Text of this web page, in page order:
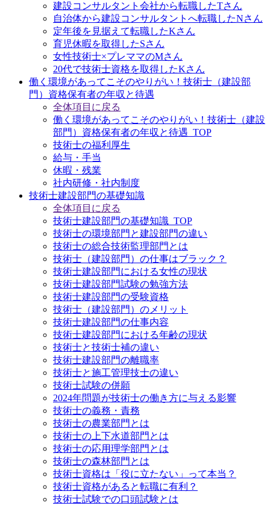
建設コンサルタント会社から転職したTさん
自治体から建設コンサルタントへ転職したNさん
定年後を見据えて転職したKさん
育児休暇を取得したSさん
女性技術士×プレママのMさん
20代で技術士資格を取得したKさん
働く環境があってこそのやりがい！技術士（建設部
門）資格保有者の年収と待遇
全体項目に戻る
働く環境があってこそのやりがい！技術士（建設
部門）資格保有者の年収と待遇_TOP
技術士の福利厚生
給与・手当
休暇・残業
社内研修・社内制度
技術士建設部門の基礎知識
全体項目に戻る
技術士建設部門の基礎知識_TOP
技術士の環境部門と建設部門の違い
技術士の総合技術監理部門とは
技術士（建設部門）の仕事はブラック？
技術士建設部門における女性の現状
技術士建設部門試験の勉強方法
技術士建設部門の受験資格
技術士（建設部門）のメリット
技術士建設部門の仕事内容
技術士建設部門における年齢の現状
技術士と技術士補の違い
技術士建設部門の離職率
技術士と施工管理技士の違い
技術士試験の併願
2024年問題が技術士の働き方に与える影響
技術士の義務・責務
技術士の農業部門とは
技術士の上下水道部門とは
技術士の応用理学部門とは
技術士の森林部門とは
技術士資格は「役に立たない」って本当？
技術士資格があると転職に有利？
技術士試験での口頭試験とは